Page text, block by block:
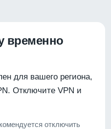
временно
для вашего региона,
Отключите VPN и
отключить